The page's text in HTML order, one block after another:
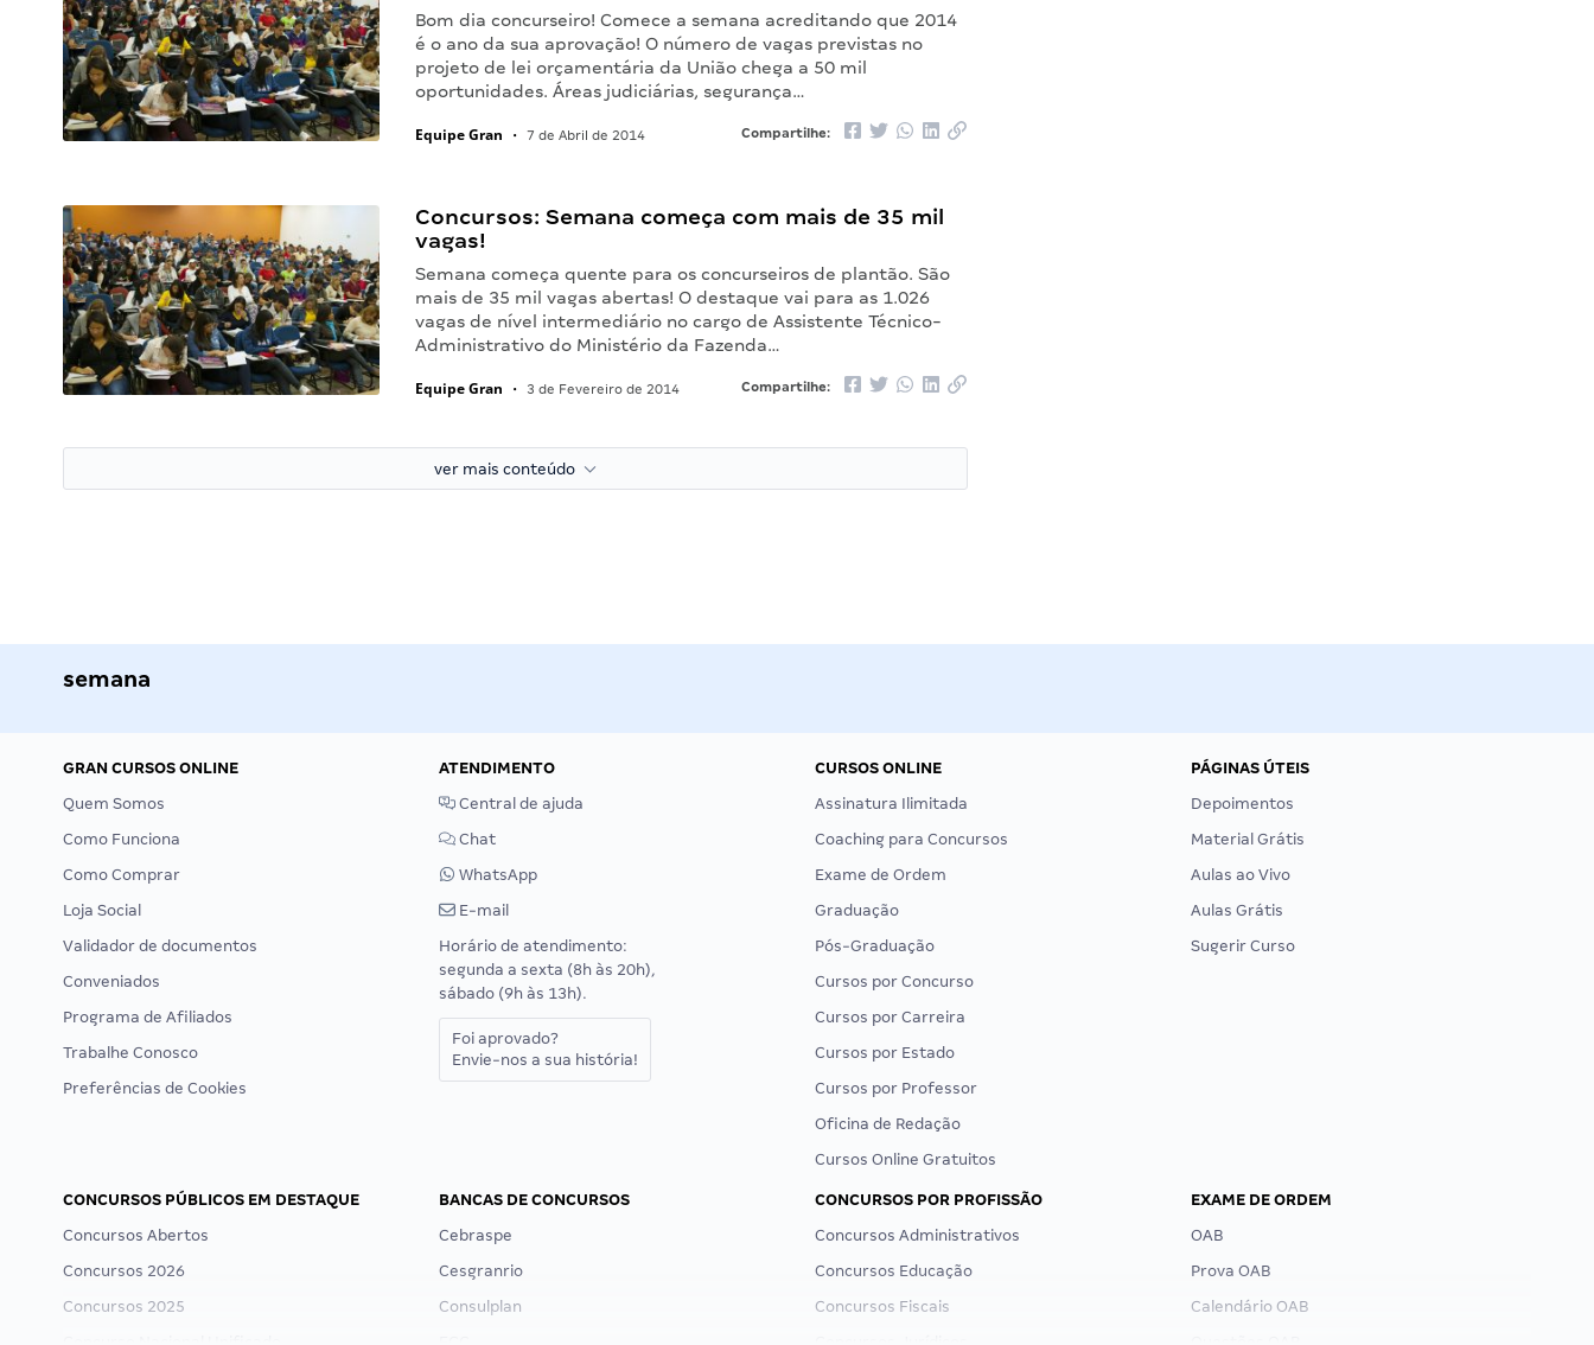
Bom dia concurseiro! Comece a semana acreditando que 2014
é o ano da sua aprovação! O número de vagas previstas no
projeto de lei orçamentária da União chega a 50 mil
oportunidades. Áreas judiciárias, segurança…
Equipe Gran • 7 de Abril de 2014 Compartilhe:
Concursos: Semana começa com mais de 35 mil
vagas!
Semana começa quente para os concurseiros de plantão. São
mais de 35 mil vagas abertas! O destaque vai para as 1.026
vagas de nível intermediário no cargo de Assistente Técnico-
Administrativo do Ministério da Fazenda…
Equipe Gran • 3 de Fevereiro de 2014 Compartilhe:
ver mais conteúdo
semana
GRAN CURSOS ONLINE
Quem Somos
Como Funciona
Como Comprar
Loja Social
Validador de documentos
Conveniados
Programa de Afiliados
Trabalhe Conosco
Preferências de Cookies
ATENDIMENTO
Central de ajuda
Chat
WhatsApp
E-mail
Horário de atendimento:
segunda a sexta (8h às 20h),
sábado (9h às 13h).
Foi aprovado?
Envie-nos a sua história!
CURSOS ONLINE
Assinatura Ilimitada
Coaching para Concursos
Exame de Ordem
Graduação
Pós-Graduação
Cursos por Concurso
Cursos por Carreira
Cursos por Estado
Cursos por Professor
Oficina de Redação
Cursos Online Gratuitos
PÁGINAS ÚTEIS
Depoimentos
Material Grátis
Aulas ao Vivo
Aulas Grátis
Sugerir Curso
CONCURSOS PÚBLICOS EM DESTAQUE
Concursos Abertos
Concursos 2026
Concursos 2025
BANCAS DE CONCURSOS
Cebraspe
Cesgranrio
Consulplan
CONCURSOS POR PROFISSÃO
Concursos Administrativos
Concursos Educação
Concursos Fiscais
EXAME DE ORDEM
OAB
Prova OAB
Calendário OAB